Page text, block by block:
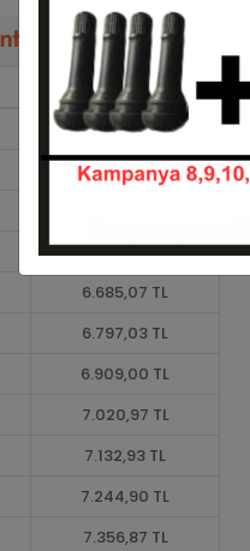
Toplam Tutar
5.987,52 TL
5.987,52 TL
6.574,30 TL
6.685,07 TL
6.797,03 TL
6.909,00 TL
7.020,97 TL
7.132,93 TL
7.244,90 TL
7.356,87 TL